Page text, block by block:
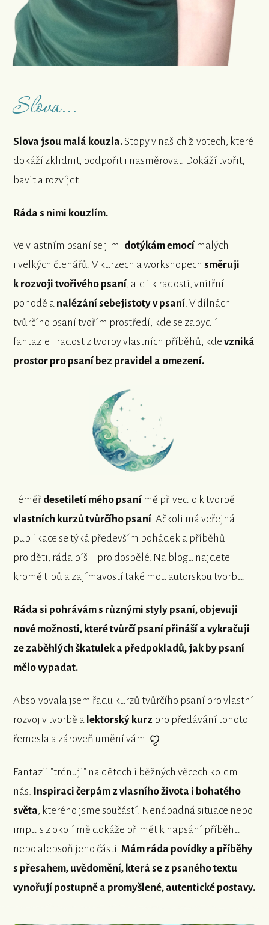
Slova...
Slova jsou malá kouzla.Stopy v našich životech, které
dokáží zklidnit, podpořit i nasměrovat. Dokáží tvořit,
bavit a rozvíjet.
Ráda s nimi kouzlím.
Ve vlastním psaní se jimi dotýkám emocí malých
i velkých čtenářů. V kurzech a workshopechsměruji
k rozvoji tvořivého psaní, ale i k radosti, vnitřní
pohodě a nalézání sebejistoty v psaní. V dílnách
tvůrčího psaní tvořím prostředí, kde se zabydlí
fantazie i radost z tvorby vlastních příběhů, kdevzniká
prostor pro psaní bez pravidel a omezení.
Téměř desetiletí mého psaní mě přivedlo k tvorbě
vlastních kurzů tvůrčího psaní. Ačkoli má veřejná
publikace se týká především pohádek a příběhů
pro děti, ráda píši i pro dospělé. Na blogu najdete
kromě tipů a zajímavostí také mou autorskou tvorbu.
Ráda si pohrávám s různými styly psaní, objevuji
nové možnosti, které tvůrčí psaní přináší a vykračuji
ze zaběhlých škatulek a předpokladů, jak by psaní
mělo vypadat.
Absolvovala jsem řadu kurzů tvůrčího psaní pro vlastní
rozvoj v tvorbě a lektorský kurz pro předávání tohoto
řemesla a zároveň umění vám. ꨄ︎
Fantazii "trénuji" na dětech i běžných věcech kolem
nás. Inspiraci čerpám z vlasního života i bohatého
světa , kterého jsme součástí. Nenápadná situace nebo
impuls z okolí mě dokáže přimět k napsání příběhu
nebo alepsoň jeho části.Mám ráda povídky a příběhy
s přesahem, uvědomění, která se z psaného textu
vynořují postupně a promyšlené, autentické postavy.